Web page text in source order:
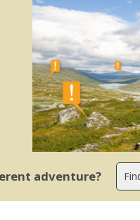
adventure?